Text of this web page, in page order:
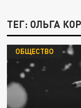
ТЕГ: ОЛЬГА
ОБЩЕСТВО